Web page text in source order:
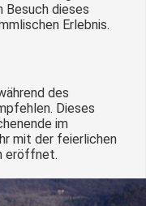
Besuch dieses
Erlebnis.
des
Dieses
im
mit der feierlichen
eröffnet.